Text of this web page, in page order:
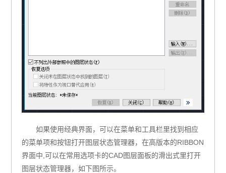
如果使用经典界面，可以在菜单和工具栏里找到相应
的菜单项和按钮打开图层状态管理器，在高版本的RIBBON
界面中,可以在常用选项卡的CAD图层面板的滑出式里打开
图层状态管理器，如下图所示。